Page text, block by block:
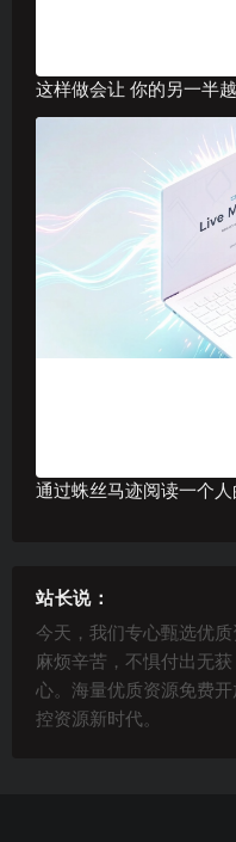
这样做会让 你的另一半
通过蛛丝马迹阅读一个
站长说：
今天，我们专心甄选优
麻烦辛苦，不惧付出无
心。海量优质资源免费
控资源新时代。